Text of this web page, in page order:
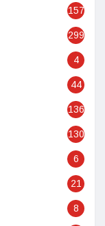
157
299
4
44
136
130
6
21
8